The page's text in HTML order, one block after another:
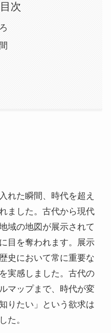
目次
れた瞬間、時代を超え
ました。古代から現代
域の地図が展示されて
目を奪われます。展示
史において常に重要な
実感しました。古代の
マップまで、時代が変
りたい」という欲求は
た。